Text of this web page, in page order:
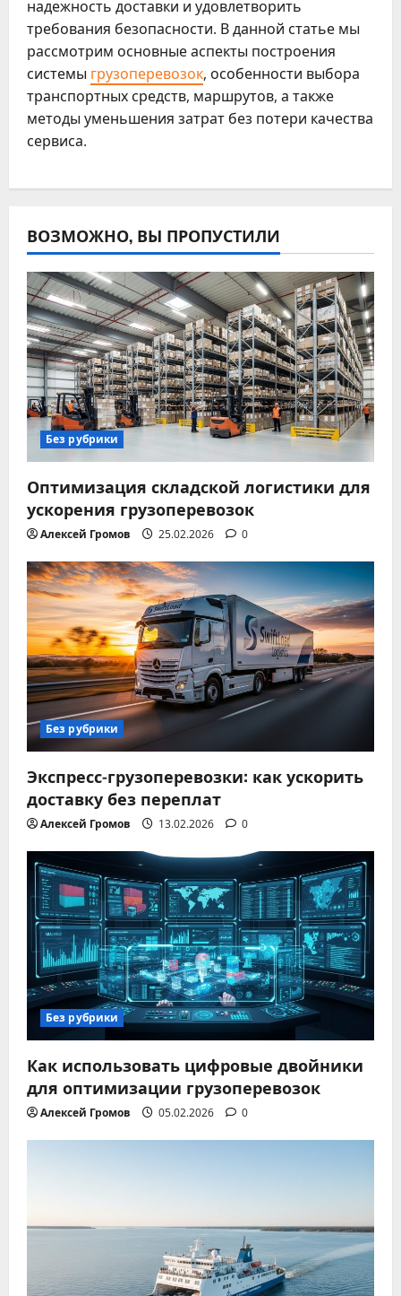
надежность доставки и удовлетворить
требования безопасности. В данной статье мы
рассмотрим основные аспекты построения
системы грузоперевозок, особенности выбора
транспортных средств, маршрутов, а также
методы уменьшения затрат без потери качества
сервиса.
ВОЗМОЖНО, ВЫ ПРОПУСТИЛИ
Без рубрики
Оптимизация складской логистики для
ускорения грузоперевозок
Алексей Громов 25.02.2026 0
Без рубрики
Экспресс-грузоперевозки: как ускорить
доставку без переплат
Алексей Громов 13.02.2026 0
Без рубрики
Как использовать цифровые двойники
для оптимизации грузоперевозок
Алексей Громов 05.02.2026 0